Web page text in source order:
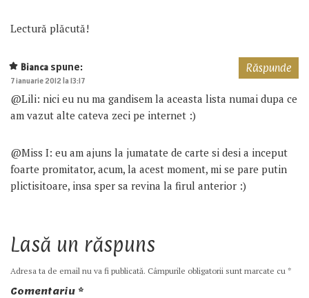
Lectură plăcută!
Bianca spune:
7 ianuarie 2012 la 13:17
@Lili: nici eu nu ma gandisem la aceasta lista numai dupa ce
am vazut alte cateva zeci pe internet :)
@Miss I: eu am ajuns la jumatate de carte si desi a inceput
foarte promitator, acum, la acest moment, mi se pare putin
plictisitoare, insa sper sa revina la firul anterior :)
Răspunde
Lasă un răspuns
Adresa ta de email nu va fi publicată. Câmpurile obligatorii sunt marcate cu *
Comentariu *